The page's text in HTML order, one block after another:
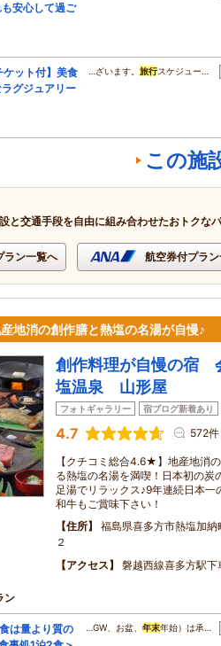
安心して過ご
ケット付】美食
グジュアリー
…ざいます。 旅行スケジュー…
この施
と交通手段を自由に組み合わせたおトクな
ラン一覧へ 航空券付プラ
地消の創作膳と熱塩の名湯が自慢♪
創作料理が自慢の
塩温泉 山形屋
フォトギャラリー 宿ブログ新着あり
4.7 572件
【クチコミ総合4.6★】地産地消
る熱塩の名湯を満喫！日本初の炭
足湯でリラックス♪9年連続日本
和牛もご賞味下さい！
住所
福島県喜多方市熱塩加
２
アクセス
磐越西線喜多方駅
ン
は量より質の
…GW、お盆、 年末年始）は承…